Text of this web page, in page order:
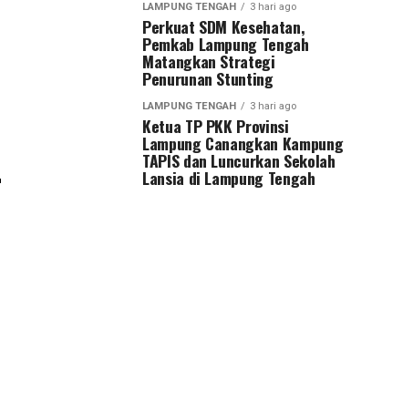
LAMPUNG TENGAH 3 hari ago
Perkuat SDM Kesehatan,
Pemkab Lampung Tengah
Matangkan Strategi
Penurunan Stunting
LAMPUNG TENGAH 3 hari ago
Ketua TP PKK Provinsi
Lampung Canangkan Kampung
TAPIS dan Luncurkan Sekolah
Lansia di Lampung Tengah